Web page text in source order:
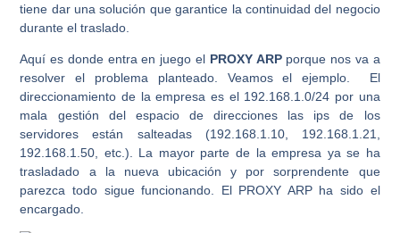
tiene dar una solución que garantice la continuidad del negocio
durante el traslado.
Aquí es donde entra en juego el PROXY ARPporque nos va a
resolver el problema planteado. Veamos el ejemplo. El
direccionamiento de la empresa es el 192.168.1.0/24 por una
mala gestión del espacio de direcciones las ips de los
servidores están salteadas (192.168.1.10, 192.168.1.21,
192.168.1.50, etc.). La mayor parte de la empresa ya se ha
trasladado a la nueva ubicación y por sorprendente que
parezca todo sigue funcionando. El PROXY ARP ha sido el
encargado.